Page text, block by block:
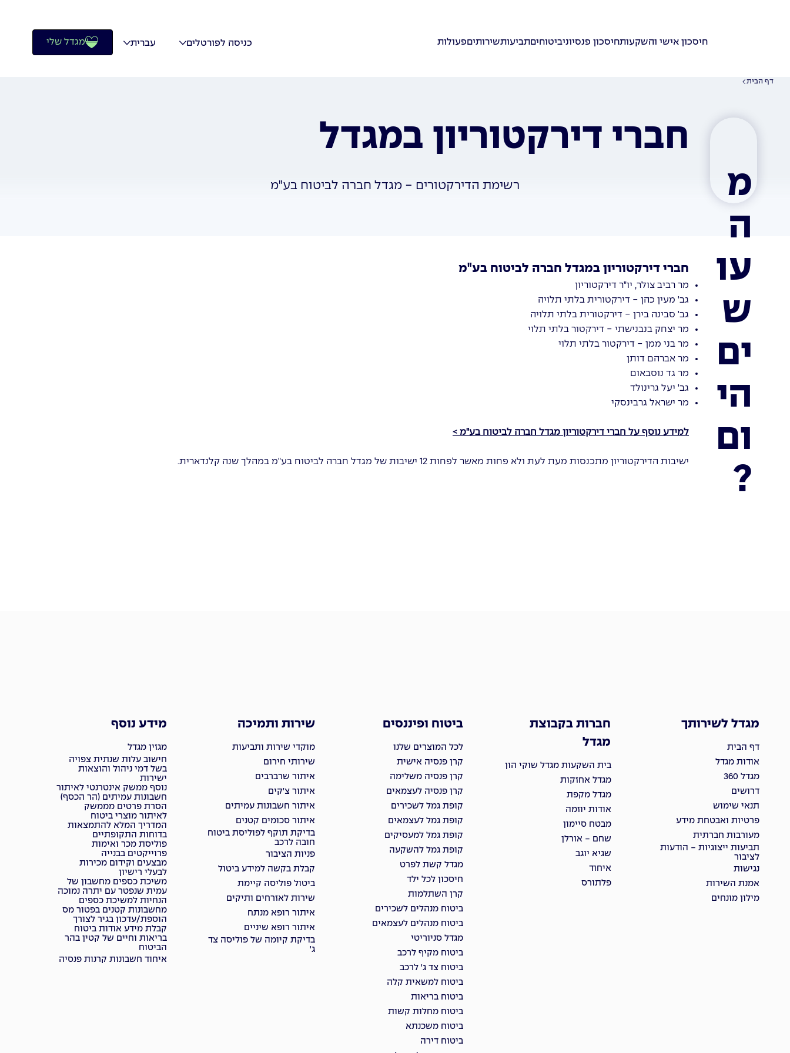
חיסכון אישי והשקעותחיסכון פנסיוניביטוחיםתביעותשירותיםפעולות כניסה לפורטלים עברית מגדל שלי
דף הבית
חברי דירקטוריון במגדל
רשימת הדירקטורים - מגדל חברה לביטוח בע"מ
חברי דירקטוריון במגדל חברה לביטוח בע"מ
מר רביב צולר, יו"ר דירקטוריון
גב' מעין כהן - דירקטורית בלתי תלויה
גב' סבינה בירן - דירקטורית בלתי תלויה
מר יצחק בנבנישתי - דירקטור בלתי תלוי
מר בני ממן - דירקטור בלתי תלוי
מר אברהם דותן
מר גד נוסבאום
גב' יעל גרינולד
מר ישראל גרבינסקי
למידע נוסף על חברי דירקטוריון מגדל חברה לביטוח בע"מ >
ישיבות הדירקטוריון מתכנסות מעת לעת ולא פחות מאשר לפחות 12 ישיבות של מגדל חברה לביטוח בע"מ במהלך שנה קלנדארית.
מגדל לשירותך
דף הבית
אודות מגדל
מגדל 360
דרושים
תנאי שימוש
פרטיות ואבטחת מידע
מעורבות חברתית
תביעות ייצוגיות - הודעות
לציבור
נגישות
אמנת השירות
מילון מונחים
חברות בקבוצת
מגדל
בית השקעות מגדל שוקי הון
מגדל אחזקות
מגדל מקפת
אודות יוזמה
מבטח סיימון
שחם - אורלן
שגיא יוגב
איחוד
פלתורס
ביטוח ופיננסים
לכל המוצרים שלנו
קרן פנסיה אישית
קרן פנסיה משלימה
קרן פנסיה לעצמאים
קופת גמל לשכירים
קופת גמל לעצמאים
קופת גמל למעסיקים
קופת גמל להשקעה
מגדל קשת לפרט
חיסכון לכל ילד
קרן השתלמות
ביטוח מנהלים לשכירים
ביטוח מנהלים לעצמאים
מגדל סניוריטי
ביטוח מקיף לרכב
ביטוח צד ג' לרכב
ביטוח למשאית קלה
ביטוח בריאות
ביטוח מחלות קשות
ביטוח משכנתא
ביטוח דירה
שירות ותמיכה
מוקדי שירות ותביעות
שירותי חירום
איתור שרברבים
איתור צ'קים
איתור חשבונות עמיתים
איתור סכומים קטנים
בדיקת תוקף לפוליסת ביטוח
חובה לרכב
פניות הציבור
קבלת בקשה למידע ביטול
ביטול פוליסה קיימת
שירות לאזרחים ותיקים
איתור רופא מנתח
איתור רופא שיניים
בדיקת קיומה של פוליסה צד
ג'
מידע נוסף
מגזין מגדל
חישוב עלות שנתית צפויה
בשל דמי ניהול והוצאות
ישירות
נוסף ממשק אינטרנטי לאיתור
חשבונות עמיתים (הר הכסף)
הסרת פרטים מממשק
לאיתור מוצרי ביטוח
המדריך המלא להתמצאות
בדוחות התקופתיים
פוליסת מכר ואימות
פרוייקטים בבנייה
מבצעים וקידום מכירות
לבעלי רישיון
משיכת כספים מחשבון של
עמית שנפטר עם יתרה נמוכה
הנחיות למשיכת כספים
מחשבונות קטנים בפטור מס
הוספת/עדכון בגיר לצורך
קבלת מידע אודות ביטוח
בריאות וחיים של קטין בהר
הביטוח
איחוד חשבונות קרנות פנסיה
מ
ה
עו
ש
ים
הי
ום
?